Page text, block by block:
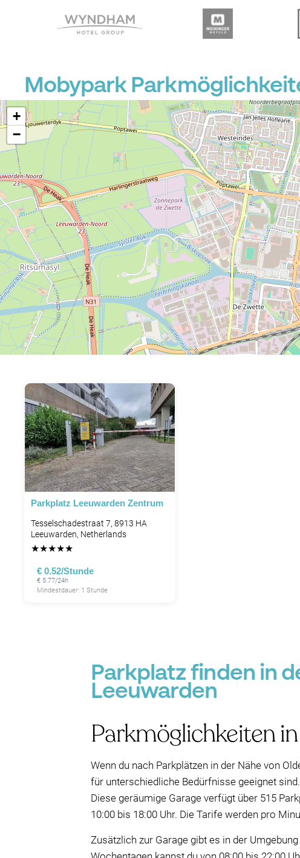
Mobypark
+
−
Parkplatz Leeuwarden Zentrum
Tesselschadestraat 7, 8913 HA
Leeuwarden, Netherlands
★★★★★
€ 0.52/Stunde
€ 5.77/24h
Mindestdauer: 1 Stunde
Parkplatz finden in
Leeuwarden
Parkmöglichkeiten
Wenn du nach Parkplätzen in der Nähe von
für unterschiedliche Bedürfnisse geeignet
Diese geräumige Garage verfügt über 515
10:00 bis 18:00 Uhr. Die Tarife werden pro
Zusätzlich zur Garage gibt es in der